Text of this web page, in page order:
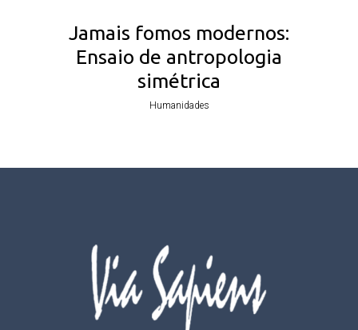
Jamais fomos modernos:
Ensaio de antropologia
simétrica
Humanidades